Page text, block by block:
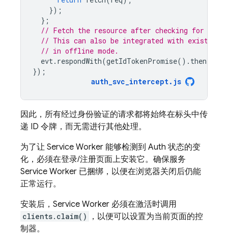
});
};
// Fetch the resource after checking for the
// This can also be integrated with existing
// in offline mode.
evt. respondWith(getIdTokenPromise(). then
});
auth_svc_intercept. js
因此，所有经过身份验证的请求都将始终在标头中传
递 ID 令牌，而无需进行其他处理。
为了让 Service Worker 能够检测到 Auth 状态的变
化，必须在登录/注册页面上安装它。确保服务
Service Worker 已捆绑，以便在浏览器关闭后仍能
正常运行。
安装后，Service Worker 必须在激活时调用
clients.claim()
，以便可以设置为当前页面的控
制器。